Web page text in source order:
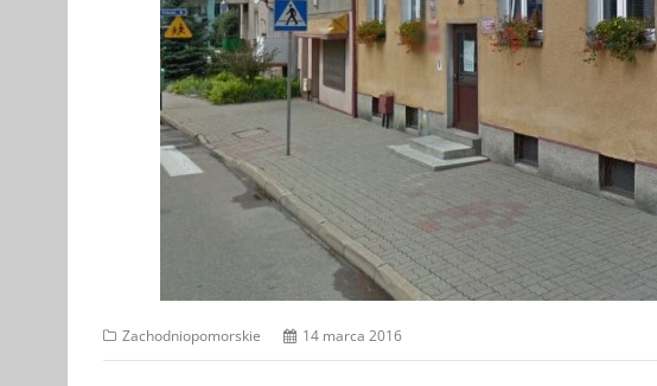
Zachodniopomorskie 14 marca 2016